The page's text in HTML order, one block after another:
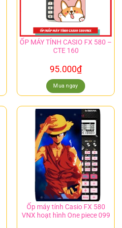
ỐP MÁY TÍNH CASIO FX 580 –
CTE 160
95.000₫
Mua ngay
Ốp máy tính Casio FX 580
VNX hoạt hình One piece 099